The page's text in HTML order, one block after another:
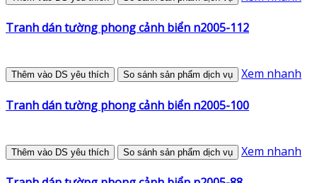
Tranh dán tường phong cảnh biển n2005-112
Thêm vào DS yêu thích So sánh sản phẩm dịch vụ Xem nhanh
Tranh dán tường phong cảnh biển n2005-100
Thêm vào DS yêu thích So sánh sản phẩm dịch vụ Xem nhanh